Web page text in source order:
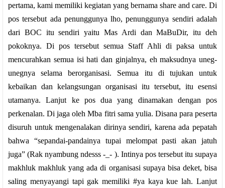
pertama, kami memiliki kegiatan yang bernama share and care. Di
pos tersebut ada penunggunya lho, penunggunya sendiri adalah
dari BOC itu sendiri yaitu Mas Ardi dan MaBuDir, itu deh
pokoknya. Di pos tersebut semua Staff Ahli di paksa untuk
mencurahkan semua isi hati dan ginjalnya, eh maksudnya uneg-
unegnya selama berorganisasi. Semua itu di tujukan untuk
kebaikan dan kelangsungan organisasi itu tersebut, itu esensi
utamanya. Lanjut ke pos dua yang dinamakan dengan pos
perkenalan. Di jaga oleh Mba fitri sama yulia. Disana para peserta
disuruh untuk mengenalakan dirinya sendiri, karena ada pepatah
bahwa “sepandai-pandainya tupai melompat pasti akan jatuh
juga” (Rak nyambung ndesss -_- ). Intinya pos tersebut itu supaya
makhluk makhluk yang ada di organisasi supaya bisa deket, bisa
saling menyayangi tapi gak memiliki #ya kaya kue lah. Lanjut